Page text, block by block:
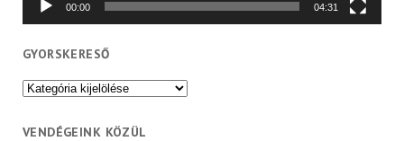
00:00 04:31
GYORSKERESŐ
Gyorskereső
VENDÉGEINK KÖZÜL